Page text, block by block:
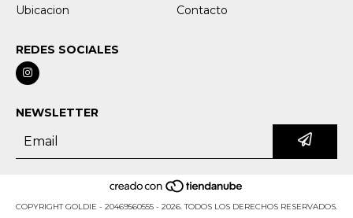
Ubicacion Contacto
REDES SOCIALES
NEWSLETTER
COPYRIGHT GOLDIE - 20469560555 - 2026. TODOS LOS DERECHOS RESERVADOS.